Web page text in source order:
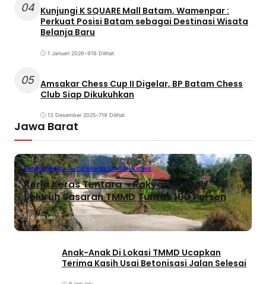
04 Kunjungi K SQUARE Mall Batam, Wamenpar :
Perkuat Posisi Batam sebagai Destinasi Wisata
Belanja Baru
1 Januari 2026•919 Dilihat
05 Amsakar Chess Cup II Digelar, BP Batam Chess
Club Siap Dikukuhkan
13 Desember 2025•719 Dilihat
Jawa Barat
BandungBerita TerbaruBerita UtamaPeristiwa
Kerja Keras Tentara – Rakyat, Hampir
Seluruh Sasaran TMMD Tuntas 100 Persen
6 jam lalu
Anak-Anak Di Lokasi TMMD Ucapkan
Terima Kasih Usai Betonisasi Jalan Selesai